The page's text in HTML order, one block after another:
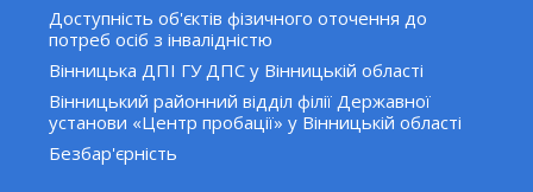
Доступність об'єктів фізичного оточення до
потреб осіб з інвалідністю
Вінницька ДПІ ГУ ДПС у Вінницькій області
Вінницький районний відділ філії Державної
установи «Центр пробації» у Вінницькій області
Безбар'єрність